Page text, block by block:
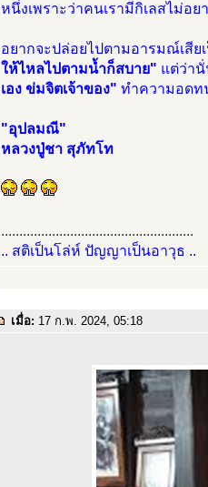
หนึ่งเพราะว่าคนเรามีกิเลสไม่อ
อยากจะปล่อยไปตามอารมณ์เสี
ให้ไหลไปตามนํ้าก็สบาย" แต่ว่า
เอง ข่มจิตเจ้าของ" ทำความอดท
"อุปลมณี"
หลวงปู่ชา สุภัทโท
.....................................................
.. สติเป็นโล่ห์ ปัญญาเป็นอาวุธ ..
เมื่อ: 17 ก.พ. 2024, 05:18